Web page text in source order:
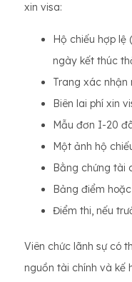
xin visa:
Hộ chiếu hợp
ngày kết thúc
Trang xác nhận
Biên lai phí xin
Mẫu đơn I-20
Một ảnh hộ
Bằng chứng tài
Bảng điểm
Điểm thi, nếu
Viên chức lãnh sự có
nguồn tài chính và kế